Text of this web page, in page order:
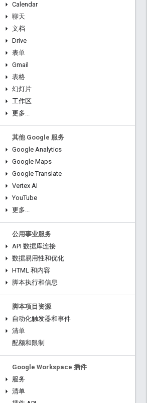
Calendar
聊天
文档
Drive
表单
Gmail
表格
幻灯片
工作区
更多...
其他 Google 服务
Google Analytics
Google Maps
Google Translate
Vertex AI
YouTube
更多...
公用事业服务
API 数据库连接
数据易用性和优化
HTML 和内容
脚本执行和信息
脚本项目资源
自动化触发器和事件
清单
配额和限制
Google Workspace 插件
服务
清单